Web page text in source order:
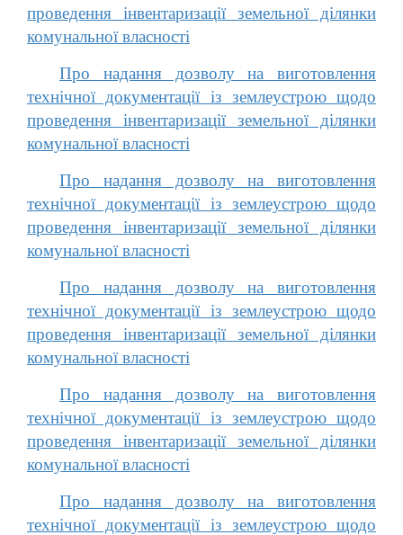
проведення інвентаризації земельної ділянки
комунальної власності
Про надання дозволу на виготовлення
технічної документації із землеустрою щодо
проведення інвентаризації земельної ділянки
комунальної власності
Про надання дозволу на виготовлення
технічної документації із землеустрою щодо
проведення інвентаризації земельної ділянки
комунальної власності
Про надання дозволу на виготовлення
технічної документації із землеустрою щодо
проведення інвентаризації земельної ділянки
комунальної власності
Про надання дозволу на виготовлення
технічної документації із землеустрою щодо
проведення інвентаризації земельної ділянки
комунальної власності
Про надання дозволу на виготовлення
технічної документації із землеустрою щодо